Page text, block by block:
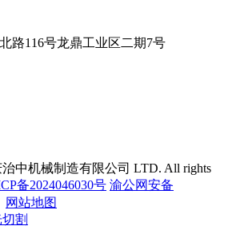
路116号龙鼎工业区二期7号
治中机械制造有限公司 LTD. All rights
备2024046030号 渝公网安备
网站地图
割